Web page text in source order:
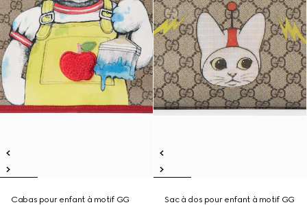
Cabas pour enfant à motif GG
Sac à dos pour enfant à motif GG